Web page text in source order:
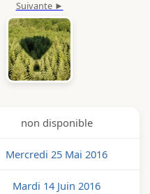
non disponible
Mercredi 25 Mai 2016
Mardi 14 Juin 2016